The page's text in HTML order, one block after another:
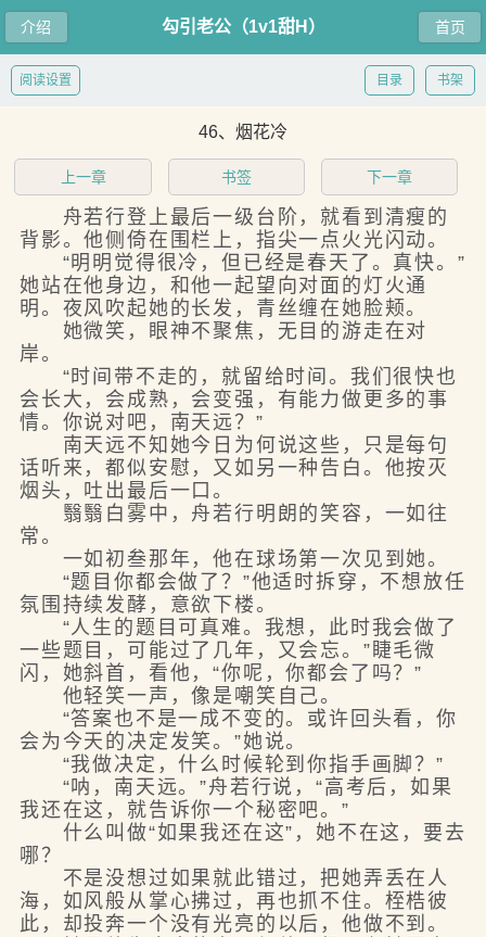
介绍 首页
勾引老公（1v1甜H）
书架
目录
阅读设置
46、烟花冷
上一章 书签 下一章
舟若行登上最后一级台阶，就看到清瘦的
背影。他侧倚在围栏上，指尖一点火光闪动。
“明明觉得很冷，但已经是春天了。真快。”
她站在他身边，和他一起望向对面的灯火通
明。夜风吹起她的长发，青丝缠在她脸颊。
她微笑，眼神不聚焦，无目的游走在对
岸。
“时间带不走的，就留给时间。我们很快也
会长大，会成熟，会变强，有能力做更多的事
情。你说对吧，南天远？”
南天远不知她今日为何说这些，只是每句
话听来，都似安慰，又如另一种告白。他按灭
烟头，吐出最后一口。
翳翳白雾中，舟若行明朗的笑容，一如往
常。
一如初叁那年，他在球场第一次见到她。
“题目你都会做了？”他适时拆穿，不想放任
氛围持续发酵，意欲下楼。
“人生的题目可真难。我想，此时我会做了
一些题目，可能过了几年，又会忘。”睫毛微
闪，她斜首，看他，“你呢，你都会了吗？”
他轻笑一声，像是嘲笑自己。
“答案也不是一成不变的。或许回头看，你
会为今天的决定发笑。”她说。
“我做决定，什么时候轮到你指手画脚？”
“呐，南天远。”舟若行说，“高考后，如果
我还在这，就告诉你一个秘密吧。”
什么叫做“如果我还在这”，她不在这，要去
哪？
不是没想过如果就此错过，把她弄丢在人
海，如风般从掌心拂过，再也抓不住。桎梏彼
此，却投奔一个没有光亮的以后，他做不到。